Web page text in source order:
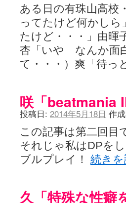
ある日の有珠山高校
ってたけど何かし
たけど・・・」由暉
杏「いや なんか面
て・・・）爽「待っ
咲「beatmania
投稿日: 2014年5月18日 作
この記事は第二回
それじゃ私はDPを
ブルプレイ！ 続きを
久「特殊な性